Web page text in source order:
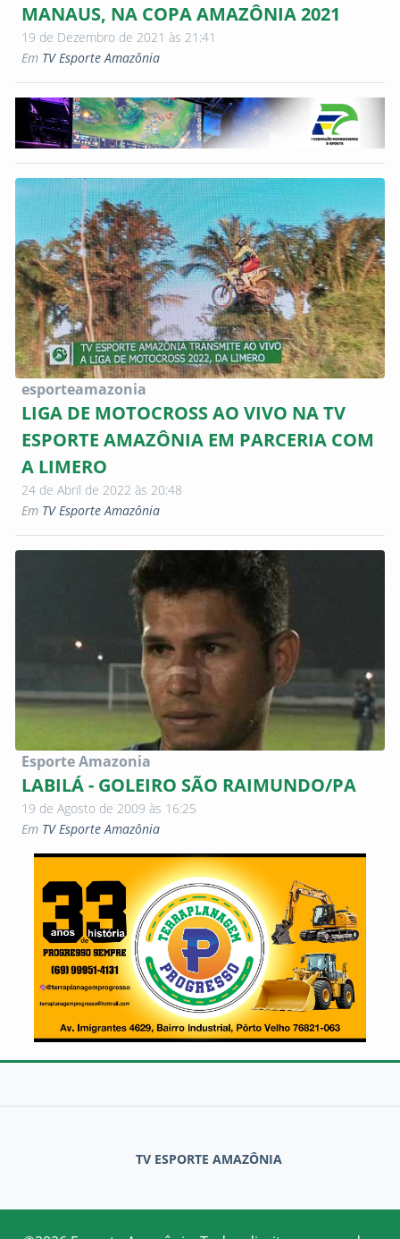
MANAUS, NA COPA AMAZÔNIA 2021
19 de Dezembro de 2021 às 21:41
Em TV Esporte Amazônia
esporteamazonia
LIGA DE MOTOCROSS AO VIVO NA TV
ESPORTE AMAZÔNIA EM PARCERIA COM
A LIMERO
24 de Abril de 2022 às 20:48
Em TV Esporte Amazônia
Esporte Amazonia
LABILÁ - GOLEIRO SÃO RAIMUNDO/PA
19 de Agosto de 2009 às 16:25
Em TV Esporte Amazônia
TV ESPORTE AMAZÔNIA